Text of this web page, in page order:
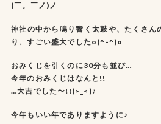
(￣。￣ノ)ノ
神社の中から鳴り響く太鼓や、たくさん
り、すごい盛大でしたo(^-^)o
おみくじを引くのに30分も並び…
今年のおみくじはなんと!!
…大吉でした〜!!(>_<)♪
今年もいい年でありますように♪